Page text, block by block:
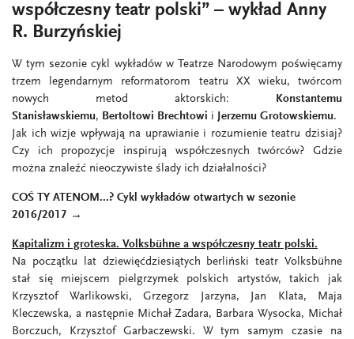
współczesny teatr polski” – wykład Anny
R. Burzyńskiej
W tym sezonie cykl wykładów w Teatrze Narodowym poświęcamy
trzem legendarnym reformatorom teatru XX wieku, twórcom
nowych metod aktorskich: Konstantemu
Stanisławskiemu, Bertoltowi Brechtowi i Jerzemu Grotowskiemu.
Jak ich wizje wpływają na uprawianie i rozumienie teatru dzisiaj?
Czy ich propozycje inspirują współczesnych twórców? Gdzie
można znaleźć nieoczywiste ślady ich działalności?
COŚ TY ATENOM...? Cykl wykładów otwartych w sezonie
2016/2017 →
Kapitalizm i groteska. Volksbühne a współczesny teatr polski.
Na początku lat dziewięćdziesiątych berliński teatr Volksbühne
stał się miejscem pielgrzymek polskich artystów, takich jak
Krzysztof Warlikowski, Grzegorz Jarzyna, Jan Klata, Maja
Kleczewska, a następnie Michał Zadara, Barbara Wysocka, Michał
Borczuch, Krzysztof Garbaczewski. W tym samym czasie na